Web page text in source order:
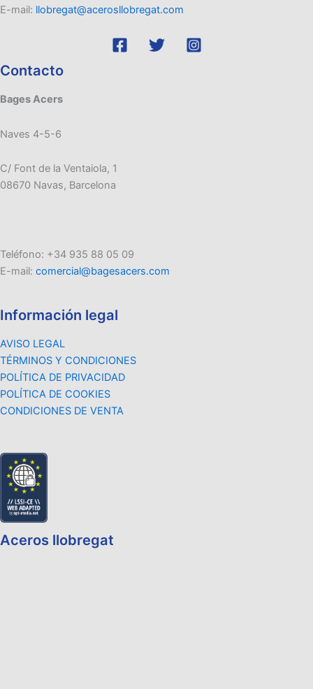
E-mail: llobregat@acerosllobregat.com
Contacto
Bages Acers
Naves 4-5-6
C/ Font de la Ventaiola, 1
08670 Navas, Barcelona
Teléfono: +34 935 88 05 09
E-mail: comercial@bagesacers.com
Información legal
AVISO LEGAL
TÉRMINOS Y CONDICIONES
POLÍTICA DE PRIVACIDAD
POLÍTICA DE COOKIES
CONDICIONES DE VENTA
Aceros llobregat